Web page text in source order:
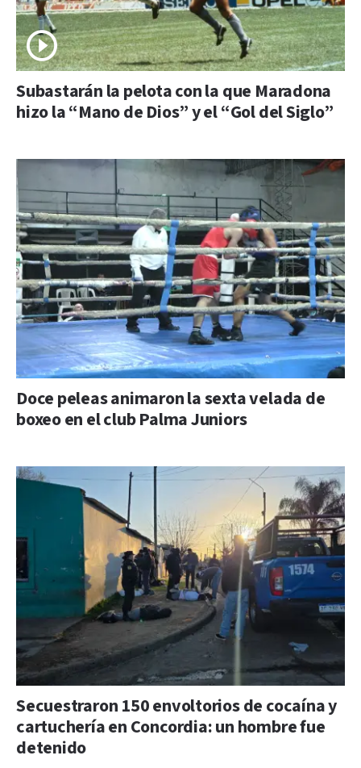
Subastarán la pelota con la que Maradona
hizo la “Mano de Dios” y el “Gol del Siglo”
Doce peleas animaron la sexta velada de
boxeo en el club Palma Juniors
Secuestraron 150 envoltorios de cocaína y
cartuchería en Concordia: un hombre fue
detenido